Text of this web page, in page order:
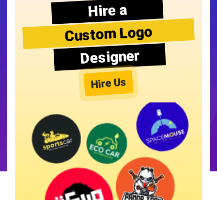
Hire a
Custom Logo
Designer
Hire Us